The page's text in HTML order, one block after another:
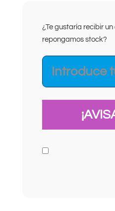
¿Te gustaría recibir
repongamos stock?